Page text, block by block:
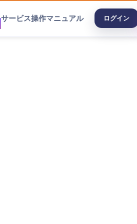
サービス操作マニュアル ログイン